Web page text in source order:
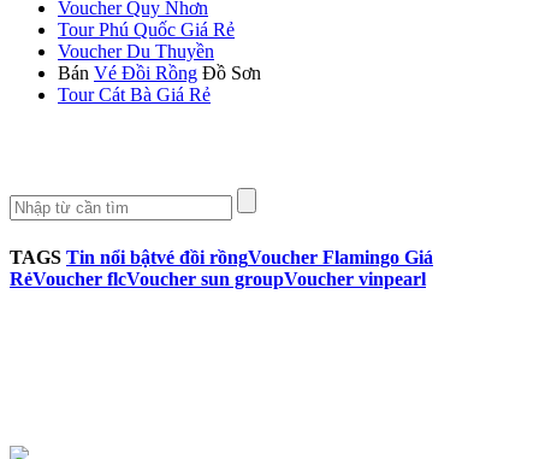
Voucher Quy Nhơn
Tour Phú Quốc Giá Rẻ
Voucher Du Thuyền
Bán Vé Đồi Rồng Đồ Sơn
Tour Cát Bà Giá Rẻ
TAGS Tin nổi bậtvé đồi rồngVoucher Flamingo Giá
RẻVoucher flcVoucher sun groupVoucher vinpearl